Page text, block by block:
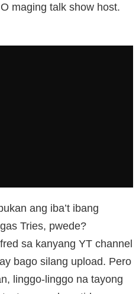
maging talk show host.
ang iba’t ibang
Tries, pwede?
sa kanyang YT channel
bago silang upload. Pero
linggo-linggo na tayong